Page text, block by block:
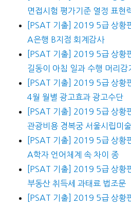
면접시험 평가기준 열정 표현
[PSAT 기출] 2019 5급 상황
A은행 B지점 회계감사
[PSAT 기출] 2019 5급 상황
길동이 아침 일과 수행 머리감
[PSAT 기출] 2019 5급 상황
4월 월별 광고효과 광고수단
[PSAT 기출] 2019 5급 상황
관광비용 경복궁 서울시립미
[PSAT 기출] 2019 5급 상황
A학자 언어체계 속 차이 종
[PSAT 기출] 2019 5급 상황
부동산 취득세 과태료 법조문
[PSAT 기출] 2019 5급 상황